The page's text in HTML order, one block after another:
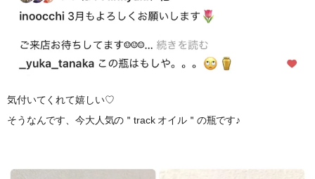
気付いてくれて嬉しい♡
そうなんです、今大人気の＂track オイル＂の瓶です♪